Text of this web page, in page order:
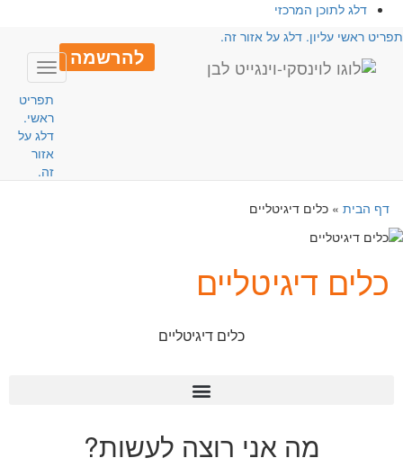
דלג לתוכן המרכזי
ראשי עליון. דלג על אזור זה.
להרשמה
Toggle
תפריט
ראשי.
דלג על
אזור
זה.
דף הבית» כלים דיגיטליים
כלים דיגיטליים
כלים דיגיטליים
מה אני רוצה לעשות?